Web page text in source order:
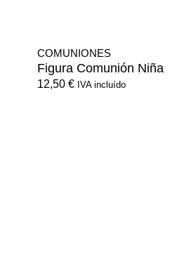
COMUNIONES
Figura Comunión Niña
12,50 € IVA incluído